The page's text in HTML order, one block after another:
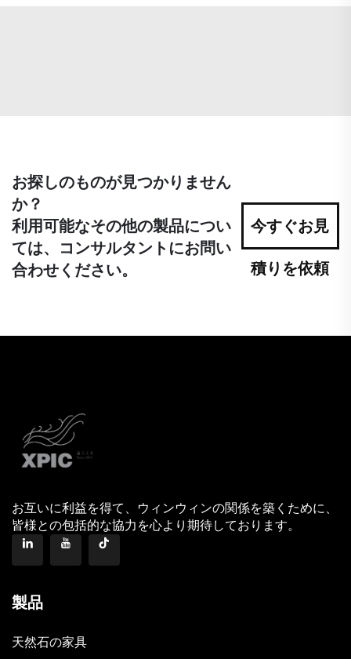
お探しのものが見つかりません
か？
利用可能なその他の製品につい
ては、コンサルタントにお問い
合わせください。
今すぐお見
積りを依頼
お互いに利益を得て、ウィンウィンの関係を築くために、
皆様との包括的な協力を心より期待しております。
製品
天然石の家具